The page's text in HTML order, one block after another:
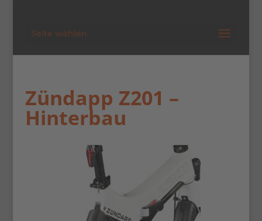
Seite wählen
Zündapp Z201 –
Hinterbau